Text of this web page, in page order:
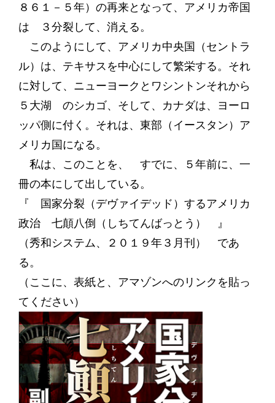
８６１－５年）の再来となって、アメリカ帝国
は ３分裂して、消える。
このようにして、アメリカ中央国（セントラ
ル）は、テキサスを中心にして繁栄する。それ
に対して、ニューヨークとワシントンそれから
５大湖 のシカゴ、そして、カナダは、ヨーロ
ッパ側に付く。それは、東部（イースタン）ア
メリカ国になる。
私は、このことを、 すでに、５年前に、一
冊の本にして出している。
『 国家分裂（デヴァイデッド）するアメリカ
政治 七顛八倒（しちてんばっとう） 』
（秀和システム、２０１９年３月刊） であ
る。
（ここに、表紙と、アマゾンへのリンクを貼っ
てください）